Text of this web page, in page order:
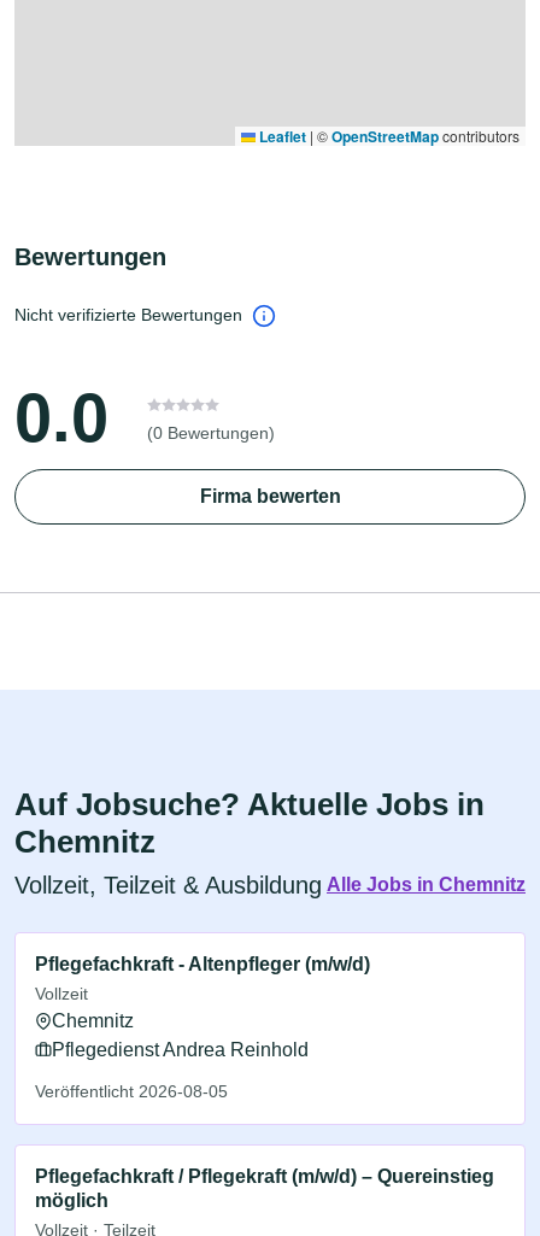
Leaflet | ©OpenStreetMapcontributors
Bewertungen
Nicht verifizierte Bewertungen
0.0 (0 Bewertungen)
Firma bewerten
Auf Jobsuche? Aktuelle Jobs in
Chemnitz
Vollzeit, Teilzeit & Ausbildung Alle Jobs in Chemnitz
Pflegefachkraft - Altenpfleger (m/w/d)
Vollzeit
Chemnitz
Pflegedienst Andrea Reinhold
Veröffentlicht 2026-08-05
Pflegefachkraft / Pflegekraft (m/w/d) – Quereinstieg
möglich
Vollzeit · Teilzeit